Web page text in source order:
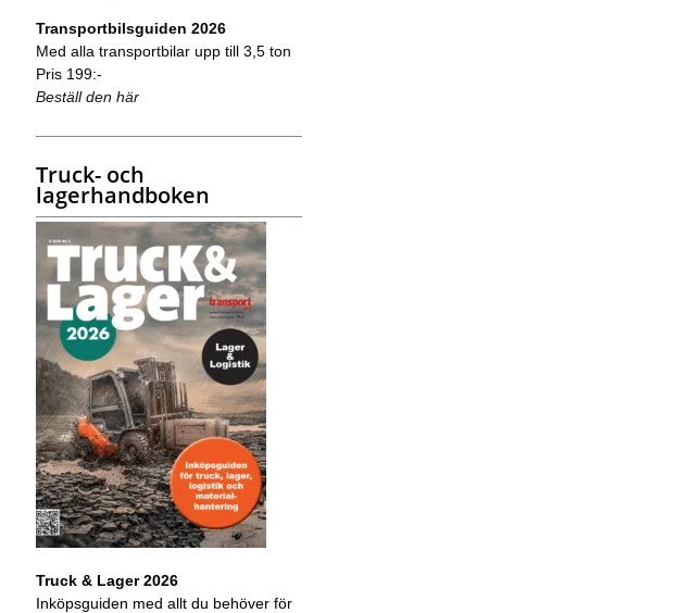
Transportbilsguiden 2026
Med alla transportbilar upp till 3,5 ton
Pris 199:-
Beställ den här
Truck- och
lagerhandboken
Truck & Lager 2026
Inköpsguiden med allt du behöver för